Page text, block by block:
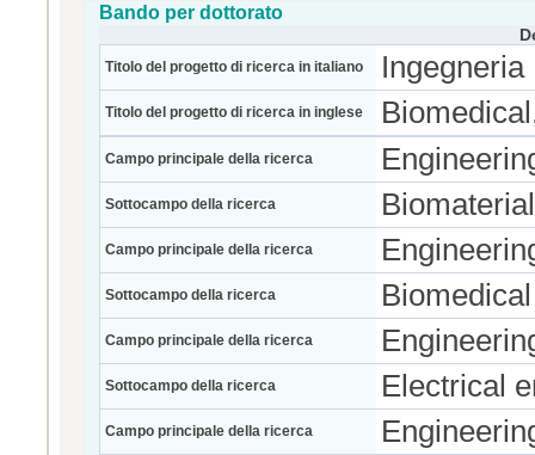
Bando per dottorato
Titolo del progetto di ricerca in italiano
Titolo del progetto di ricerca in inglese
Campo principale della ricerca
Sottocampo della ricerca
Campo principale della ricerca
Sottocampo della ricerca
Campo principale della ricerca
Sottocampo della ricerca Electrical
Campo principale della ricerca